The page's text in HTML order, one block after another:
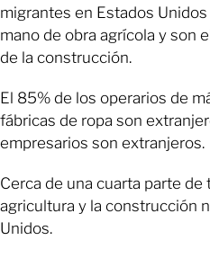
migrantes en Estados
mano de obra agrícola y son
de la construcción.
El 85% de los operarios de
fábricas de ropa son
empresarios son extranjeros.
Cerca de una cuarta parte
agricultura y la construcción
Unidos.